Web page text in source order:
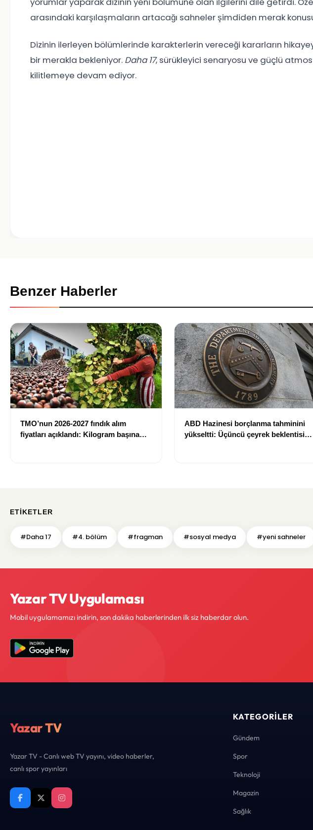
arasındaki karşılaşmaların artacağı sahneler şimdiden merak
Dizinin ilerleyen bölümlerinde karakterlerin vereceği kararların
bir merakla bekleniyor. Daha 17, sürükleyici senaryosu ve güçlü
kilitlemeye devam ediyor.
Benzer Haberler
TMO’nun 2026-2027 fındık alım
fiyatları açıklandı: Kilogram başına
ABD Hazinesi borçlanma tahminini
yükseltti: Üçüncü çeyrek beklentisi
ETIKETLER
#Daha 17 #4. bölüm #fragman #sosyal medya #yeni sahneler
Yazar TV Uygulaması
Mobil uygulamamızı indirin, son dakika haberlerinden ilk siz haberdar olun.
Yazar TV
Yazar TV - Canlı web TV yayını, video haberler,
canlı spor yayınları
KATEGORILER
Gündem
Spor
Teknoloji
Magazin
Sağlık